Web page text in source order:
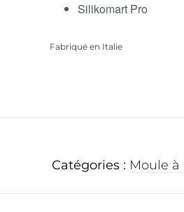
Silikomart Pro
Fabriqué en Italie
Catégories : Moule